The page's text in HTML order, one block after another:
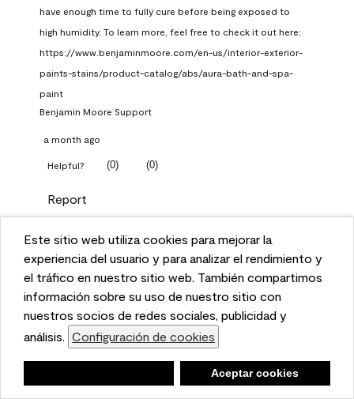
This website uses cookies to enhance user experience
and to analyze performance and traffic on our website.
We also share information about your use of our site
with our social media, advertising, and analytics
partners. Cookie Settings
Accept Cookies
Este sitio web utiliza cookies para mejorar la
experiencia del usuario y para analizar el rendimiento y
el tráfico en nuestro sitio web. También compartimos
información sobre su uso de nuestro sitio con
nuestros socios de redes sociales, publicidad y
análisis. Configuración de cookies
Aceptar cookies
have enough time to fully cure before being exposed to
high humidity. To learn more, feel free to check it out here:
https://www.benjaminmoore.com/en-us/interior-exterior-
paints-stains/product-catalog/abs/aura-bath-and-spa-
paint
Benjamin Moore Support
a month ago
Helpful? (0) (0)
Report
Q: What Aura paint color
should I use in north facing
entryway?
1 Answer